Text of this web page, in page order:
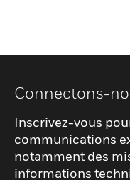
Connectons-
Inscrivez-vous
communications
notamment des
informations